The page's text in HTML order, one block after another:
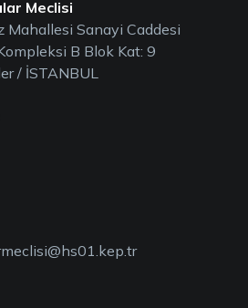
Meclisi
Mahallesi Sanayi Caddesi
B Blok Kat: 9
/ İSTANBUL